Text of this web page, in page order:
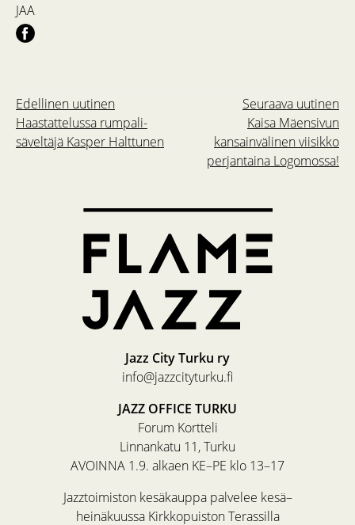
JAA
Seuraava uutinen
Kaisa Mäensivun
kansainvälinen viisikko
perjantaina Logomossa!
Edellinen uutinen
Haastattelussa rumpali-
säveltäjä Kasper Halttunen
Jazz City Turku ry
info@jazzcityturku.fi
JAZZ OFFICE TURKU
Forum Kortteli
Linnankatu 11, Turku
AVOINNA 1.9. alkaen KE–PE klo 13–17
Jazztoimiston kesäkauppa palvelee kesä–
heinäkuussa Kirkkopuiston Terassilla